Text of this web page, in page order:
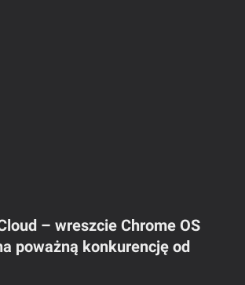
– wreszcie Chrome OS
poważną konkurencję od